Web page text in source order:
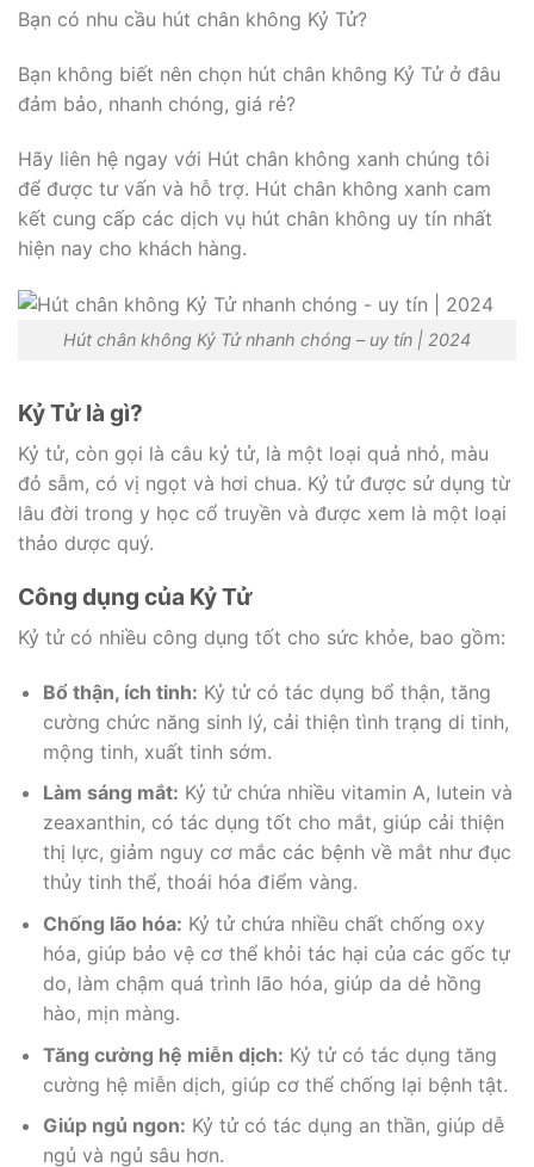
Bạn có nhu cầu hút chân không Kỷ Tử?
Bạn không biết nên chọn hút chân không Kỷ Tử ở đâu
đảm bảo, nhanh chóng, giá rẻ?
Hãy liên hệ ngay với Hút chân không xanh chúng tôi
để được tư vấn và hỗ trợ. Hút chân không xanh cam
kết cung cấp các dịch vụ hút chân không uy tín nhất
hiện nay cho khách hàng.
Hút chân không Kỷ Tử nhanh chóng – uy tín | 2024
Kỷ Tử là gì?
Kỷ tử, còn gọi là câu kỷ tử, là một loại quả nhỏ, màu
đỏ sẫm, có vị ngọt và hơi chua. Kỷ tử được sử dụng từ
lâu đời trong y học cổ truyền và được xem là một loại
thảo dược quý.
Công dụng của Kỷ Tử
Kỷ tử có nhiều công dụng tốt cho sức khỏe, bao gồm:
Bổ thận, ích tinh: Kỷ tử có tác dụng bổ thận, tăng
cường chức năng sinh lý, cải thiện tình trạng di tinh,
mộng tinh, xuất tinh sớm.
Làm sáng mắt: Kỷ tử chứa nhiều vitamin A, lutein và
zeaxanthin, có tác dụng tốt cho mắt, giúp cải thiện
thị lực, giảm nguy cơ mắc các bệnh về mắt như đục
thủy tinh thể, thoái hóa điểm vàng.
Chống lão hóa: Kỷ tử chứa nhiều chất chống oxy
hóa, giúp bảo vệ cơ thể khỏi tác hại của các gốc tự
do, làm chậm quá trình lão hóa, giúp da dẻ hồng
hào, mịn màng.
Tăng cường hệ miễn dịch: Kỷ tử có tác dụng tăng
cường hệ miễn dịch, giúp cơ thể chống lại bệnh tật.
Giúp ngủ ngon: Kỷ tử có tác dụng an thần, giúp dễ
ngủ và ngủ sâu hơn.